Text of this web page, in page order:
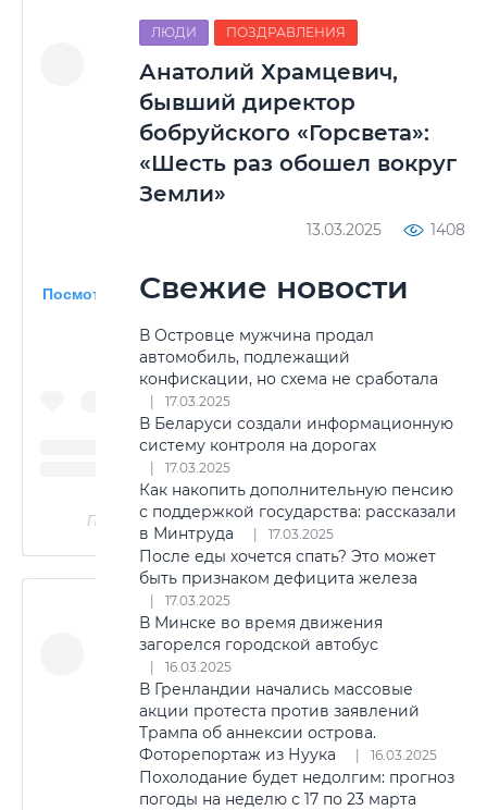
Посмотреть эту публикацию в Instagram
Публикация от @ju.martinovich
ЛЮДИ ПОЗДРАВЛЕНИЯ
Анатолий Храмцевич,
бывший директор
бобруйского «Горсвета»:
«Шесть раз обошел вокруг
Земли»
13.03.2025 1408
Свежие новости
В Островце мужчина продал
автомобиль, подлежащий
конфискации, но схема не сработала
17.03.2025
В Беларуси создали информационную
систему контроля на дорогах
17.03.2025
Как накопить дополнительную пенсию
с поддержкой государства: рассказали
в Минтруда
17.03.2025
После еды хочется спать? Это может
быть признаком дефицита железа
17.03.2025
В Минске во время движения
загорелся городской автобус
16.03.2025
В Гренландии начались массовые
акции протеста против заявлений
Трампа об аннексии острова.
Фоторепортаж из Нуука
16.03.2025
Похолодание будет недолгим: прогноз
погоды на неделю с 17 по 23 марта